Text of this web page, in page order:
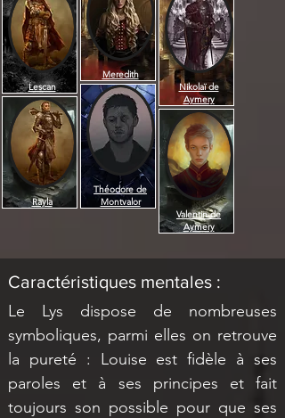
Lescan
Rayla
Meredith
Théodore de
Montvalor
Nikolaï de
Aymery
Valentin de
Aymery
Caractéristiques mentales :
Le Lys dispose de nombreuses
symboliques, parmi elles on retrouve
la pureté : Louise est fidèle à ses
paroles et à ses principes et fait
toujours son possible pour que ses